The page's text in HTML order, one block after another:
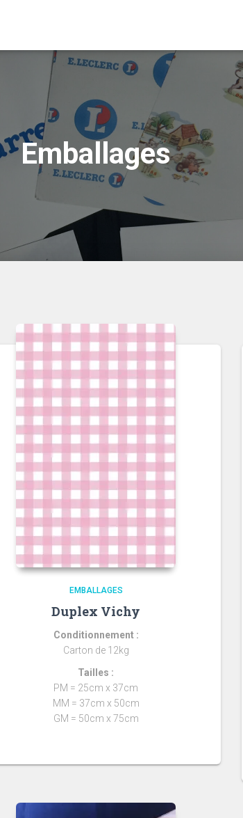
Emballages
EMBALLAGES
Duplex Vichy
Conditionnement :
Carton de 12kg
Tailles :
PM = 25cm x 37cm
MM = 37cm x 50cm
GM = 50cm x 75cm